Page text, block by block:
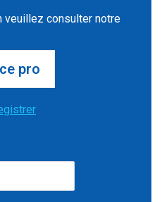
veuillez consulter notre
pro